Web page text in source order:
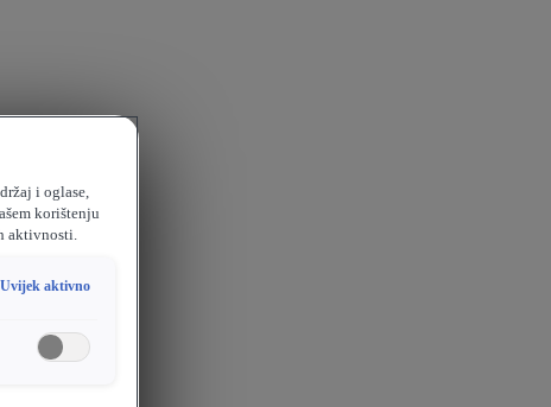
i oglase,
korištenju
aktivnosti.
Uvijek aktivno